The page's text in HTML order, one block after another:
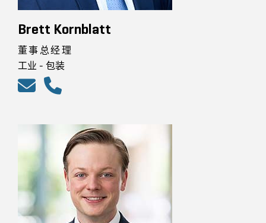
Brett Kornblatt
董事总经理
工业 - 包装